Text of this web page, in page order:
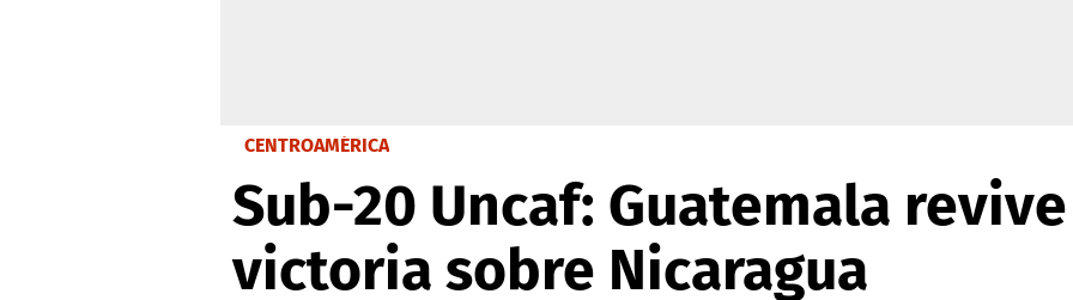
CENTROAMÉRICA
Sub-20 Uncaf: Guatemala
victoria sobre Nicaragua